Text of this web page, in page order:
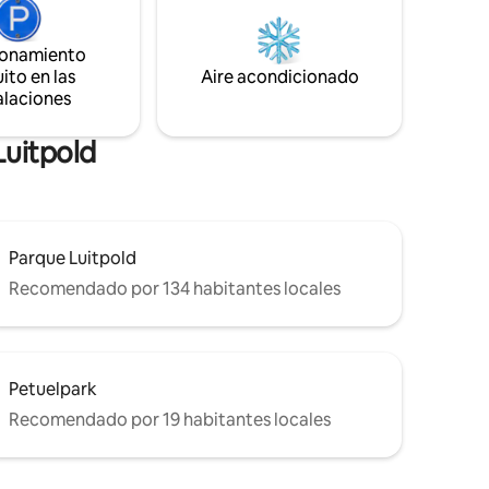
museos, cafeterías, restaurantes y
profesional ha implementado las
recomendaciones de higiene y limpieza
en las
Aire acondicionado
Parque Luitpold
Recomendado por 134 habitantes locales
Petuelpark
Recomendado por 19 habitantes locales